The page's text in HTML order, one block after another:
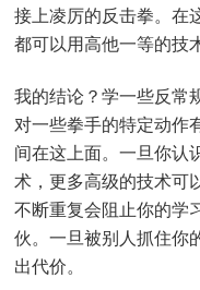
接上凌厉的反击拳。在
都可以用高他一等的技
我的结论？学一些反常
对一些拳手的特定动作
间在这上面。一旦你认
术，更多高级的技术可
不断重复会阻止你的学
伙。一旦被别人抓住你
出代价。